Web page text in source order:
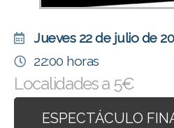
Jueves 22 de julio de
22:00 horas
Localidades a 5€
ESPECTÁCULO